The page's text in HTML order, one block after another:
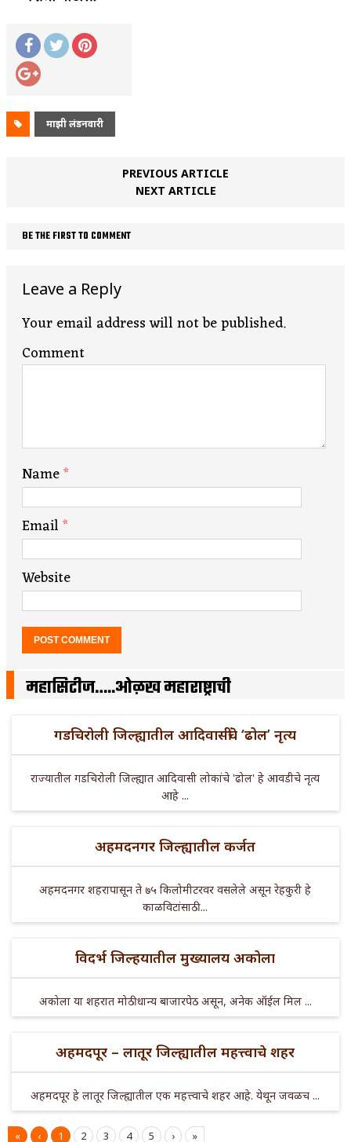
माझी लंडनवारी
PREVIOUS ARTICLE
NEXT ARTICLE
BE THE FIRST TO COMMENT
Leave a Reply
Your email address will not be published.
Comment
Name*
Email*
Website
महासिटीज…..ओळख महाराष्ट्राची
गडचिरोली जिल्ह्यातील आदिवासींचे ‘ढोल’ नृत्य
राज्यातील गडचिरोली जिल्ह्यात आदिवासी लोकांचे 'ढोल' हे आवडीचे नृत्य
आहे ...
अहमदनगर जिल्ह्यातील कर्जत
अहमदनगर शहरापासून ते ७५ किलोमीटरवर वसलेले असून रेहकुरी हे
काळविटांसाठी ...
विदर्भ जिल्हयातील मुख्यालय अकोला
अकोला या शहरात मोठी धान्य बाजारपेठ असून, अनेक ऑईल मिल ...
अहमदपूर – लातूर जिल्ह्यातील महत्त्वाचे शहर
अहमदपूर हे लातूर जिल्ह्यातील एक महत्त्वाचे शहर आहे. येथून जवळच ...
« ‹ 1 2 3 4 5 › »